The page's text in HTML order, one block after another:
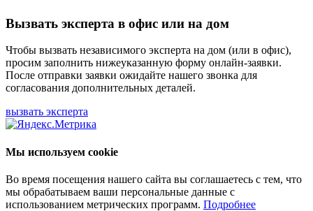
Вызвать эксперта в офис или на дом
Чтобы вызвать независимого эксперта на дом (или в офис),
просим заполнить нижеуказанную форму онлайн-заявки.
После отправки заявки ожидайте нашего звонка для
согласования дополнительных деталей.
вызвать эксперта
Мы используем cookie
Во время посещения нашего сайта вы соглашаетесь с тем, что
мы обрабатываем ваши персональные данные с
использованием метрических программ. Подробнее